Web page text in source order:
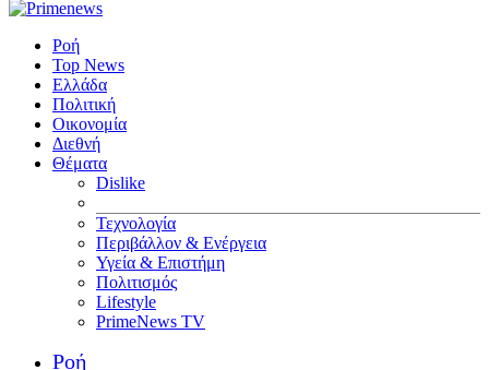
Ροή
Top News
Ελλάδα
Πολιτική
Οικονομία
Διεθνή
Θέματα
Dislike
Τεχνολογία
Περιβάλλον & Ενέργεια
Υγεία & Επιστήμη
Πολιτισμός
Lifestyle
PrimeNews TV
Ροή